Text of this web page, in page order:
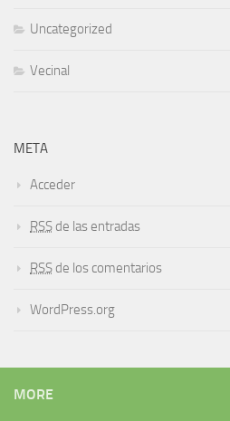
Uncategorized
Vecinal
META
Acceder
RSS de las entradas
RSS de los comentarios
WordPress.org
MORE